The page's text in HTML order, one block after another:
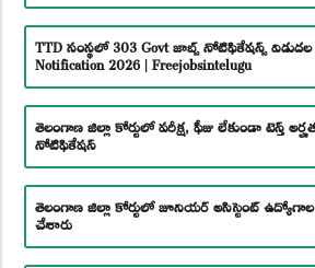
TTD సంస్థలో 303 Govt జాబ్స్ నోటిఫికేషన్స్ విడుదల
Notification 2026 | Freejobsintelugu
తెలంగాణ జిల్లా కోర్టులో పరీక్ష, ఫీజు లేకుండా టెన్త్
నోటిఫికేషన్
తెలంగాణ జిల్లా కోర్టులో జూనియర్ అసిస్టెంట్
చేశారు